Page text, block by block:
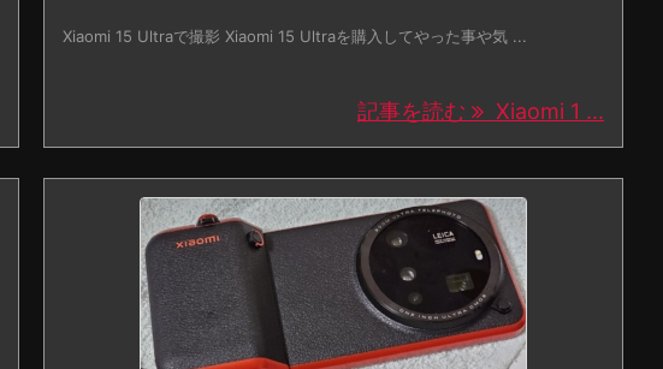
Xiaomi 15 Ultraで撮影 Xiaomi 15 Ultraを購入してやった事や気 ...
記事を読む Xiaomi 1 ...